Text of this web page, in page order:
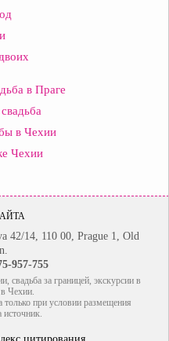
в Праге
в Чехии
Чехии
42/14, 110 00, Prague 1, Old
957-755
свадьба за границей, экскурсии в
Чехии.
только при условии размещения